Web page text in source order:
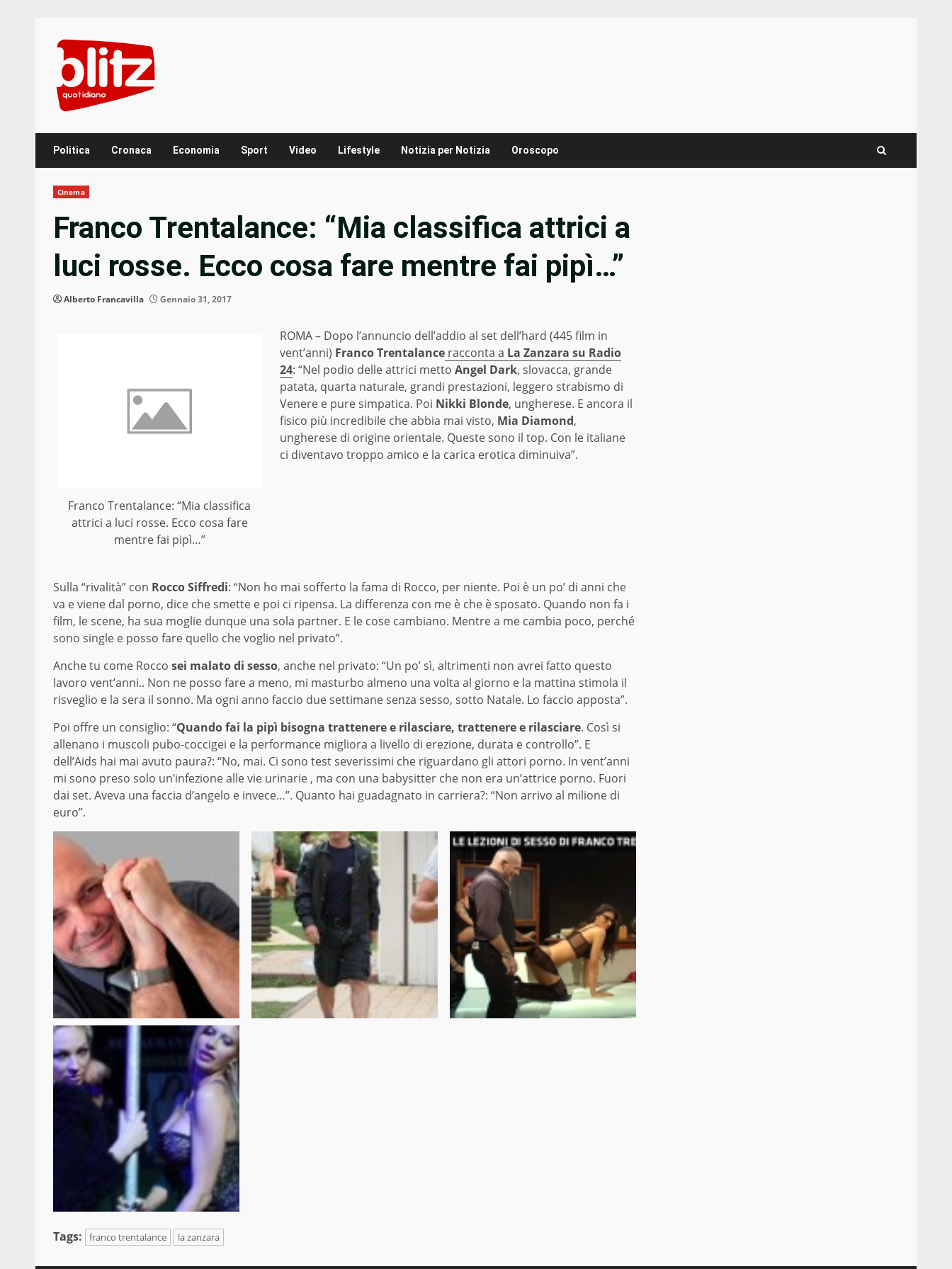
content
Politica Cronaca Economia Sport Video Lifestyle Notizia per Notizia Oroscopo
Cinema
Franco Trentalance: “Mia classifica attrici a
luci rosse. Ecco cosa fare mentre fai pipì…”
Alberto Francavilla Gennaio 31, 2017
Franco Trentalance: “Mia classifica
attrici a luci rosse. Ecco cosa fare
mentre fai pipì…”
ROMA – Dopo l’annuncio dell’addio al set dell’hard (445 film in
vent’anni) Franco Trentalance racconta a La Zanzara su Radio
24: “Nel podio delle attrici metto Angel Dark, slovacca, grande
patata, quarta naturale, grandi prestazioni, leggero strabismo di
Venere e pure simpatica. Poi Nikki Blonde, ungherese. E ancora il
fisico più incredibile che abbia mai visto, Mia Diamond,
ungherese di origine orientale. Queste sono il top. Con le italiane
ci diventavo troppo amico e la carica erotica diminuiva”.
Sulla “rivalità” con Rocco Siffredi: “Non ho mai sofferto la fama di Rocco, per niente. Poi è un po’ di anni che
va e viene dal porno, dice che smette e poi ci ripensa. La differenza con me è che è sposato. Quando non fa i
film, le scene, ha sua moglie dunque una sola partner. E le cose cambiano. Mentre a me cambia poco, perché
sono single e posso fare quello che voglio nel privato”.
Anche tu come Rocco sei malato di sesso, anche nel privato: “Un po’ sì, altrimenti non avrei fatto questo
lavoro vent’anni.. Non ne posso fare a meno, mi masturbo almeno una volta al giorno e la mattina stimola il
risveglio e la sera il sonno. Ma ogni anno faccio due settimane senza sesso, sotto Natale. Lo faccio apposta”.
Poi offre un consiglio: “Quando fai la pipì bisogna trattenere e rilasciare, trattenere e rilasciare. Così si
allenano i muscoli pubo-coccigei e la performance migliora a livello di erezione, durata e controllo”. E
dell’Aids hai mai avuto paura?: “No, mai. Ci sono test severissimi che riguardano gli attori porno. In vent’anni
mi sono preso solo un’infezione alle vie urinarie , ma con una babysitter che non era un’attrice porno. Fuori
dai set. Aveva una faccia d’angelo e invece…”. Quanto hai guadagnato in carriera?: “Non arrivo al milione di
euro”.
Tags: franco trentalance la zanzara